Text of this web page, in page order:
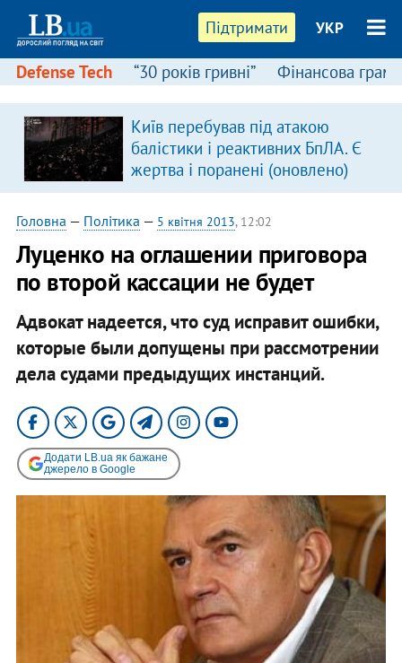
Підтримати УКР
Defense Tech “30 років гривні” Фінансова
Київ перебував під атакою
балістики і реактивних БпЛА. Є
жертва і поранені (оновлено)
Головна — Політика — 5 квітня 2013, 12:02
Луценко на оглашении приговора
по второй кассации не будет
Адвокат надеется, что суд исправит ошибки,
которые были допущены при рассмотрении
дела судами предыдущих инстанций.
Додати LB.ua як бажане
джерело в Google